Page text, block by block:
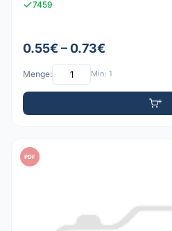
7459
0.55€ – 0.73€
Menge: Min: 1
PDF